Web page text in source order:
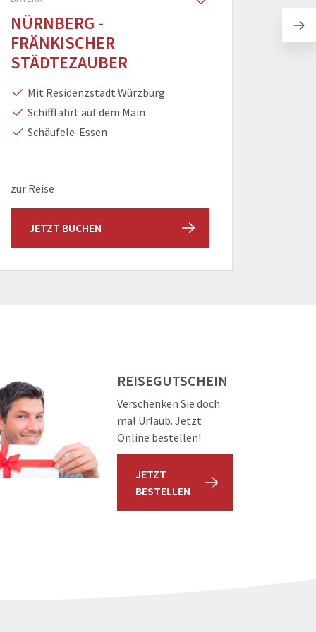
NÜRNBERG -
FRÄNKISCHER
STÄDTEZAUBER
Mit Residenzstadt Würzburg
Schifffahrt auf dem Main
Schäufele-Essen
zur Reise
JETZT BUCHEN
REISEGUTSCHEIN
Verschenken Sie doch
mal Urlaub. Jetzt
Online bestellen!
JETZT
BESTELLEN